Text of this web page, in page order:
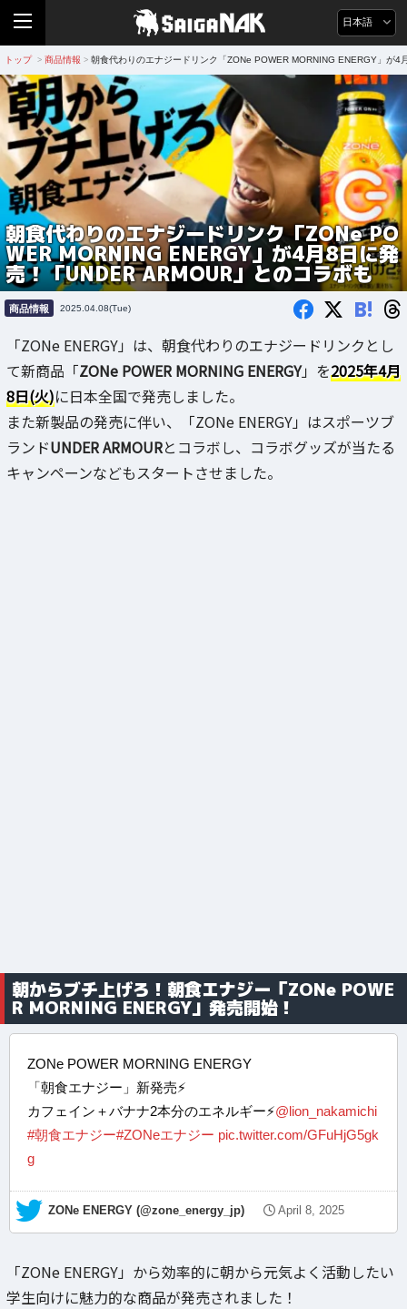
日本語
トップ > 商品情報 > 朝食代わりのエナジードリンク「ZONe POWER MORNING ENERGY」が4
朝食代わりのエナジードリンク「ZONe PO
WER MORNING ENERGY」が4月8日に発
売！「UNDER ARMOUR」とのコラボも
商品情報 2025.04.08(Tue) B!
「ZONe ENERGY」は、朝食代わりのエナジードリンクとし
て新商品「ZONe POWER MORNING ENERGY」を2025年4月
8日(火)に日本全国で発売しました。
また新製品の発売に伴い、「ZONe ENERGY」はスポーツブ
ランドUNDER ARMOURとコラボし、コラボグッズが当たる
キャンペーンなどもスタートさせました。
朝からブチ上げろ！朝食エナジー「ZONe POWE
R MORNING ENERGY」発売開始！
ZONe POWER MORNING ENERGY
「朝食エナジー」新発売⚡️
カフェイン＋バナナ2本分のエネルギー⚡️@lion_nakamichi
#朝食エナジー#ZONeエナジー pic.twitter.com/GFuHjG5gk
g
— ZONe ENERGY (@zone_energy_jp) April 8, 2025
「ZONe ENERGY」から効率的に朝から元気よく活動したい
学生向けに魅力的な商品が発売されました！